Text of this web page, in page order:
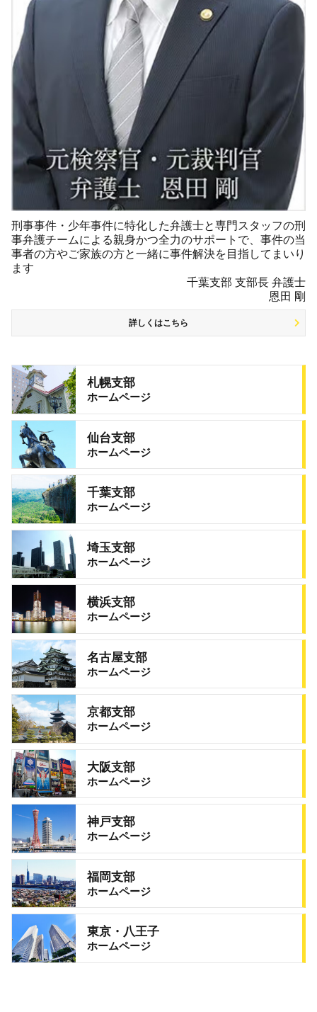
刑事事件・少年事件に特化した弁護士と専門スタッフの刑
事弁護チームによる親身かつ全力のサポートで、事件の当
事者の方やご家族の方と一緒に事件解決を目指してまいり
ます
千葉支部 支部長 弁護士
恩田 剛
詳しくはこちら
札幌支部
ホームページ
仙台支部
ホームページ
千葉支部
ホームページ
埼玉支部
ホームページ
横浜支部
ホームページ
名古屋支部
ホームページ
京都支部
ホームページ
大阪支部
ホームページ
神戸支部
ホームページ
福岡支部
ホームページ
東京・八王子
ホームページ